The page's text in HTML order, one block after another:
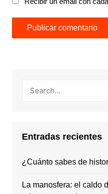
Entradas recientes
¿Cuánto sabes de
La manosfera: el caldo